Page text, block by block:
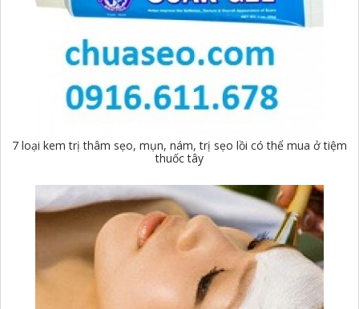
7 loại kem trị thâm sẹo, mụn, nám, trị sẹo lồi có thể mua ở tiệm
thuốc tây